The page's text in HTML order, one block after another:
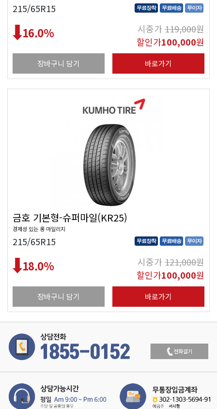
215/65R15 무료장착 무료배송 무이자
16.0% 시중가119,000원
할인가100,000원
장바구니 담기 바로가기
금호 기본형-슈퍼마일(KR25)
경제성 있는 롱 마일리지
215/65R15 무료장착 무료배송 무이자
18.0% 시중가121,000원
할인가100,000원
장바구니 담기 바로가기